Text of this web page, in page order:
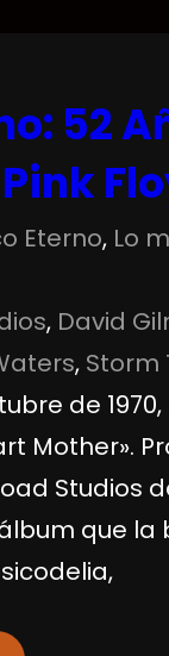
52
Eterno, Lo
, David
, Storm
de
Mother».
Studios
que